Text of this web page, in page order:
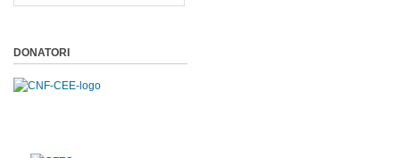
DONATORI